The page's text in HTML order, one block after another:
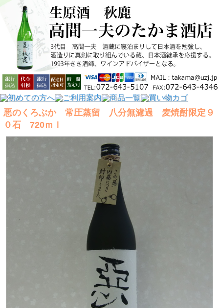
悪のくろぶか 常圧蒸留 八分無濾過 麦焼酎限定９
０石 720ｍｌ